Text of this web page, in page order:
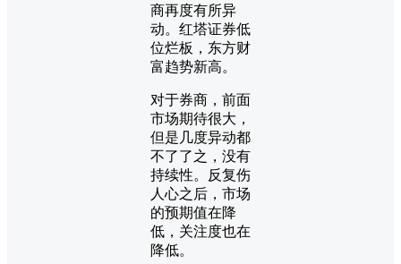
商再度有所异
动。红塔证券低
位烂板，东方财
富趋势新高。
对于券商，前面
市场期待很大，
但是几度异动都
不了了之，没有
持续性。反复伤
人心之后，市场
的预期值在降
低，关注度也在
降低。